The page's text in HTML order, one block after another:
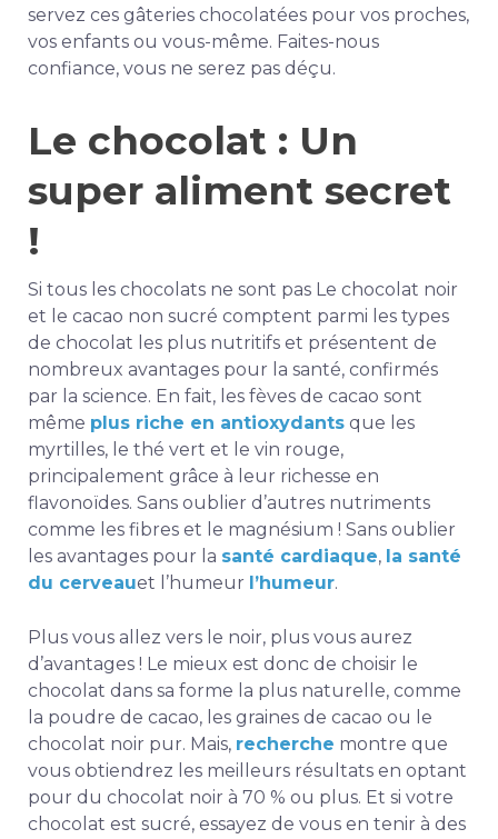
servez ces gâteries chocolatées pour vos proches,
vos enfants ou vous-même. Faites-nous
confiance, vous ne serez pas déçu.
Le chocolat : Un
super aliment secret
!
Si tous les chocolats ne sont pas Le chocolat noir
et le cacao non sucré comptent parmi les types
de chocolat les plus nutritifs et présentent de
nombreux avantages pour la santé, confirmés
par la science. En fait, les fèves de cacao sont
même plus riche en antioxydants que les
myrtilles, le thé vert et le vin rouge,
principalement grâce à leur richesse en
flavonoïdes. Sans oublier d’autres nutriments
comme les fibres et le magnésium ! Sans oublier
les avantages pour la santé cardiaque, la santé
du cerveauet l’humeur l’humeur.
Plus vous allez vers le noir, plus vous aurez
d’avantages ! Le mieux est donc de choisir le
chocolat dans sa forme la plus naturelle, comme
la poudre de cacao, les graines de cacao ou le
chocolat noir pur. Mais, recherche montre que
vous obtiendrez les meilleurs résultats en optant
pour du chocolat noir à 70 % ou plus. Et si votre
chocolat est sucré, essayez de vous en tenir à des